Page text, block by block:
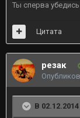
Ты сперва
Цитата
резак
В